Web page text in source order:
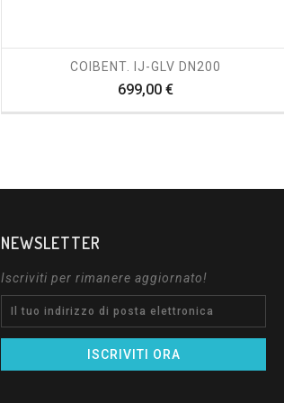
COIBENT. IJ-GLV DN200
699,00 €Prezzo
NEWSLETTER
Iscriviti per rimanere aggiornato!